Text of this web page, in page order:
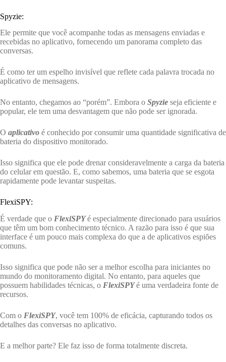
Spyzie:
Ele permite que você acompanhe todas as mensagens enviadas e
recebidas no aplicativo, fornecendo um panorama completo das
conversas.
É como ter um espelho invisível que reflete cada palavra trocada no
aplicativo de mensagens.
No entanto, chegamos ao “porém”. Embora o Spyzie seja eficiente e
popular, ele tem uma desvantagem que não pode ser ignorada.
O aplicativo é conhecido por consumir uma quantidade significativa de
bateria do dispositivo monitorado.
Isso significa que ele pode drenar consideravelmente a carga da bateria
do celular em questão. E, como sabemos, uma bateria que se esgota
rapidamente pode levantar suspeitas.
FlexiSPY:
É verdade que o FlexiSPYé especialmente direcionado para usuários
que têm um bom conhecimento técnico. A razão para isso é que sua
interface é um pouco mais complexa do que a de aplicativos espiões
comuns.
Isso significa que pode não ser a melhor escolha para iniciantes no
mundo do monitoramento digital. No entanto, para aqueles que
possuem habilidades técnicas, o FlexiSPYé uma verdadeira fonte de
recursos.
Com o FlexiSPY, você tem 100% de eficácia, capturando todos os
detalhes das conversas no aplicativo.
E a melhor parte? Ele faz isso de forma totalmente discreta.